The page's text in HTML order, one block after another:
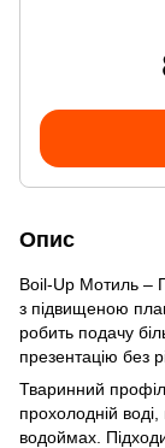
Опис
Boil-Up Мотиль –
з підвищеною
робить подачу
презентацію без
Тваринний
прохолодній
водоймах.